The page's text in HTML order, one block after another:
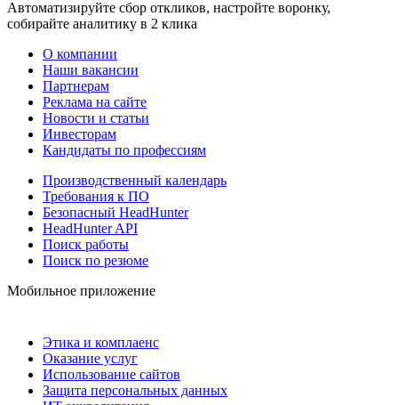
Автоматизируйте сбор откликов, настройте воронку,
собирайте аналитику в 2 клика
О компании
Наши вакансии
Партнерам
Реклама на сайте
Новости и статьи
Инвесторам
Кандидаты по профессиям
Производственный календарь
Требования к ПО
Безопасный HeadHunter
HeadHunter API
Поиск работы
Поиск по резюме
Мобильное приложение
Этика и комплаенс
Оказание услуг
Использование сайтов
Защита персональных данных